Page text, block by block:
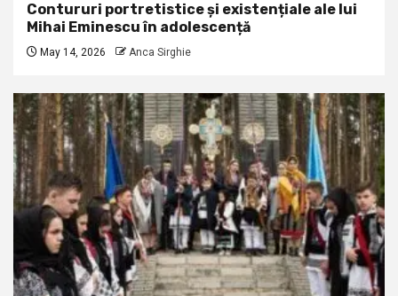
Contururi portretistice și existențiale ale lui
Mihai Eminescu în adolescență
May 14, 2026 Anca Sirghie